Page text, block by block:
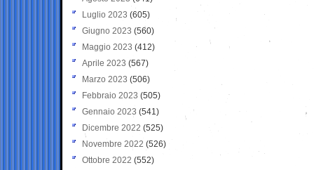
Luglio 2023 (605)
Giugno 2023 (560)
Maggio 2023 (412)
Aprile 2023 (567)
Marzo 2023 (506)
Febbraio 2023 (505)
Gennaio 2023 (541)
Dicembre 2022 (525)
Novembre 2022 (526)
Ottobre 2022 (552)